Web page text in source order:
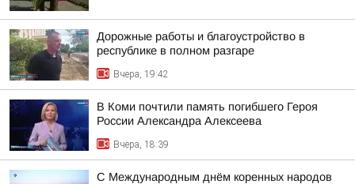
Дорожные работы и благоустройство в
республике в полном разгаре
Вчера, 19:42
В Коми почтили память погибшего Героя
России Александра Алексеева
Вчера, 18:39
С Международным днём коренных народов